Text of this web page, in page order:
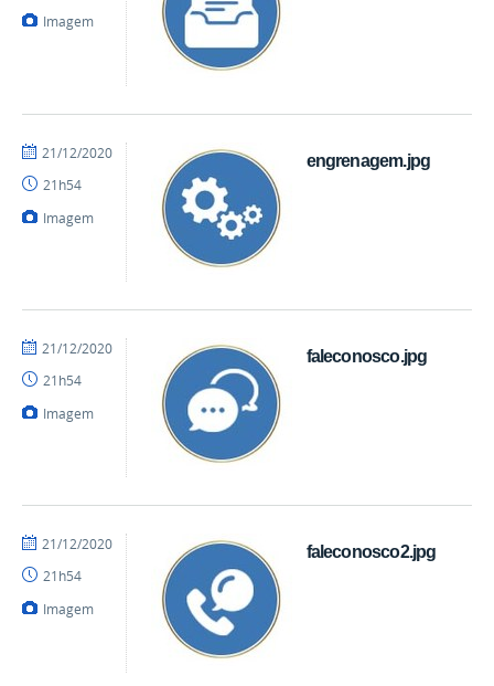
Imagem
engrenagem.jpg
por
publicado
21/12/2020
21h54
Imagem
faleconosco.jpg
por
publicado
21/12/2020
21h54
Imagem
faleconosco2.jpg
por
publicado
21/12/2020
21h54
Imagem